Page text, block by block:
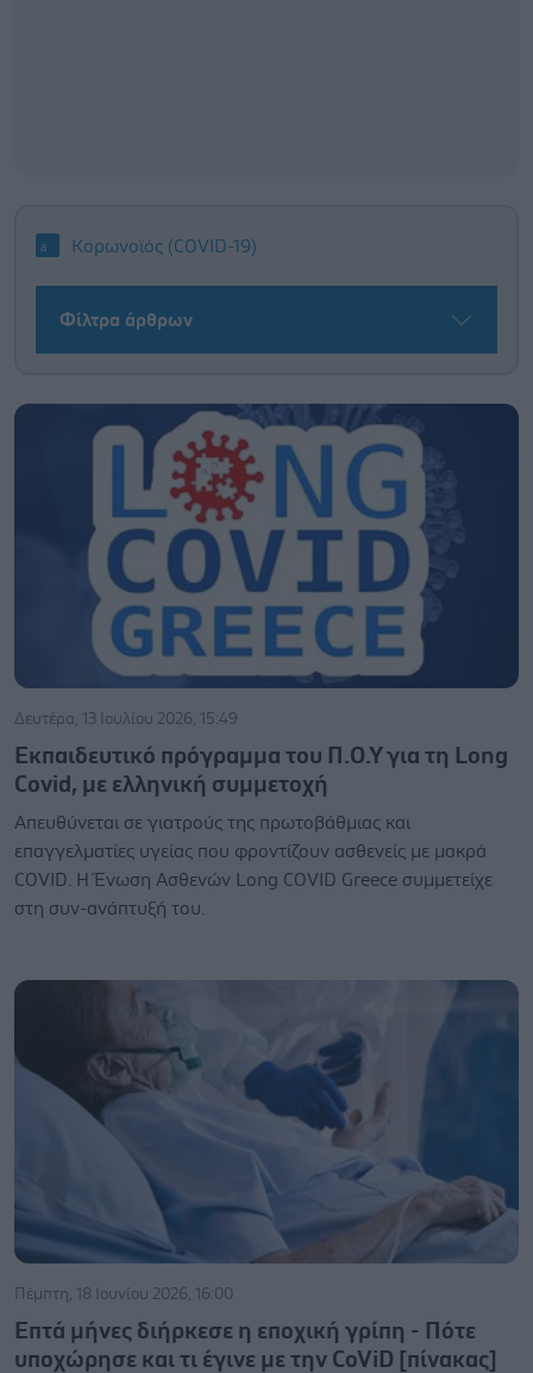
Κορωνοϊός (COVID-19)
Φίλτρα άρθρων
Δευτέρα, 13 Ιουλίου 2026, 15:49
Εκπαιδευτικό πρόγραμμα του Π.Ο.Υ για τη Long
Covid, με ελληνική συμμετοχή
Απευθύνεται σε γιατρούς της πρωτοβάθμιας και
επαγγελματίες υγείας που φροντίζουν ασθενείς με μακρά
COVID. Η Ένωση Ασθενών Long COVID Greece συμμετείχε
στη συν-ανάπτυξή του.
Πέμπτη, 18 Ιουνίου 2026, 16:00
Επτά μήνες διήρκεσε η εποχική γρίπη - Πότε
υποχώρησε και τι έγινε με την CoViD [πίνακας]